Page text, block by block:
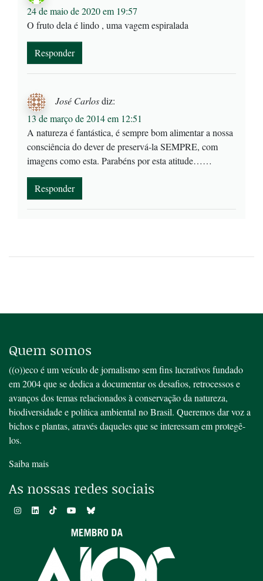
24 de maio de 2020 em 19:57
O fruto dela é lindo , uma vagem espiralada
Responder
José Carlosdiz:
13 de março de 2014 em 12:51
A natureza é fantástica, é sempre bom alimentar a nossa
consciência do dever de preservá-la SEMPRE, com
imagens como esta. Parabéns por esta atitude……
Responder
Quem somos
((o))eco é um veículo de jornalismo sem fins lucrativos fundado
em 2004 que se dedica a documentar os desafios, retrocessos e
avanços dos temas relacionados à conservação da natureza,
biodiversidade e política ambiental no Brasil. Queremos dar voz a
bichos e plantas, através daqueles que se interessam em protegê-
los.
Saiba mais
As nossas redes sociais